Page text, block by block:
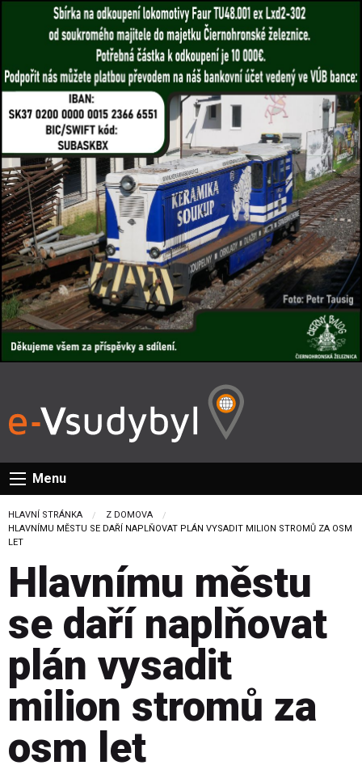
Menu
HLAVNÍ STRÁNKA
Z DOMOVA
CURRENT:
HLAVNÍMU MĚSTU SE DAŘÍ NAPLŇOVAT PLÁN VYSADIT MILION STROMŮ ZA OSM
LET
Hlavnímu městu
se daří naplňovat
plán vysadit
milion stromů za
osm let